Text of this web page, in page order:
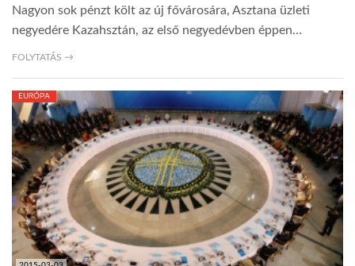
Nagyon sok pénzt költ az új fővárosára, Asztana üzleti
negyedére Kazahsztán, az első negyedévben éppen…
FOLYTATÁS →
EURÓPA